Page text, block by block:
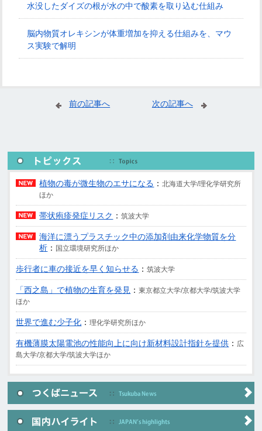
水没したダイズの根が水の中で酸素を取り込む仕組み
脳内物質オレキシンが体重増加を抑える仕組みを、マウ
ス実験で解明
前の記事へ 次の記事へ
植物の毒が微生物のエサになる ：北海道大学/理化学研究所
ほか
帯状疱疹発症リスク ：筑波大学
海洋に漂うプラスチック中の添加剤由来化学物質を分
析 ： 国立環境研究所ほか
歩行者に車の接近を早く知らせる ：筑波大学
「西之島」で植物の生育を発見 ：東京都立大学/京都大学/筑波大学
ほか
世界で進む少子化 ：理化学研究所ほか
有機薄膜太陽電池の性能向上に向け新材料設計指針を提供 ： 広
島大学/京都大学/筑波大学ほか